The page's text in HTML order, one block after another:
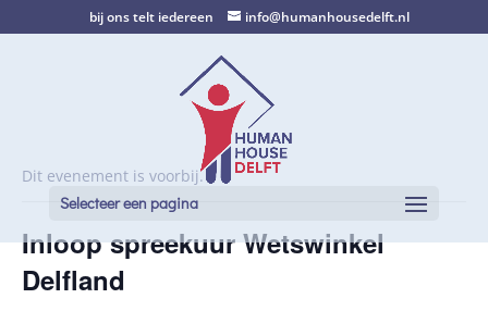
bij ons telt iedereen info@humanhousedelft.nl
Selecteer een pagina
Dit evenement is voorbij.
Inloop spreekuur Wetswinkel
Delfland